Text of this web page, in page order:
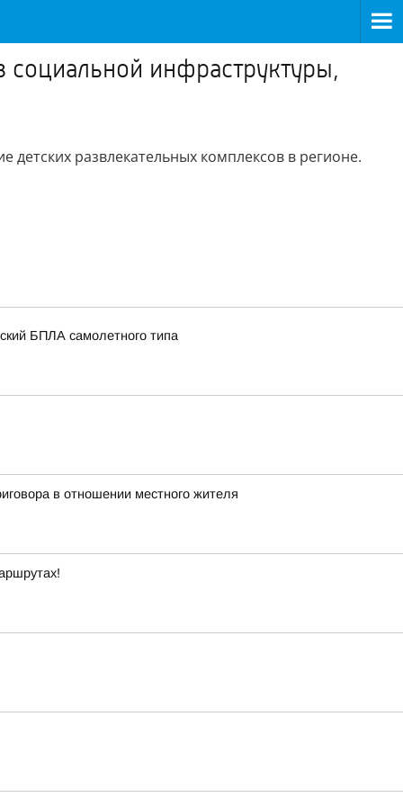
социальной инфраструктуры,
развлекательных комплексов в регионе.
БПЛА самолетного типа
в отношении местного жителя